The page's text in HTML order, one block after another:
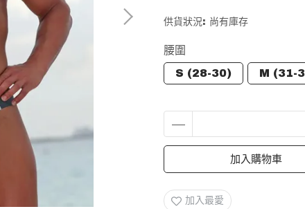
供貨狀況: 尚有庫存
腰圍
S (28-30)
M (31-
加入購物車
加入最愛